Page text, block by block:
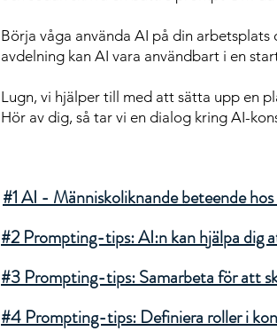
Börja våga använda AI på din
avdelning kan AI vara användbart i en
Lugn, vi hjälper till med att sätta upp en
Hör av dig, så tar vi en dialog kring AI-
#1 AI - Människoliknande beteende
#2 Prompting-tips: AI:n kan hjälpa dig
#3 Prompting-tips: Samarbeta för att
#4 Prompting-tips: Definiera roller i